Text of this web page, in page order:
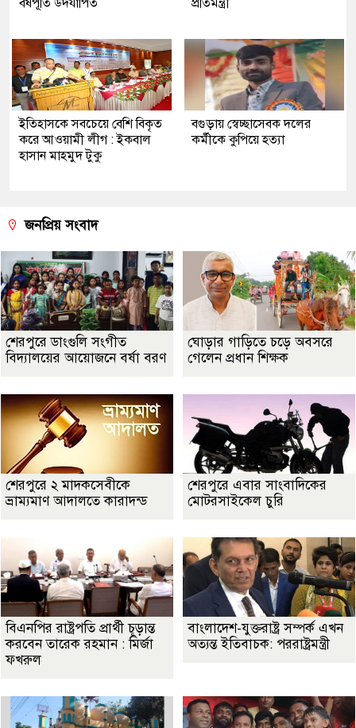
বর্ষপূর্তি উদযাপিত
প্রতিমন্ত্রী
ইতিহাসকে সবচেয়ে বেশি বিকৃত
করে আওয়ামী লীগ : ইকবাল
হাসান মাহমুদ টুকু
বগুড়ায় স্বেচ্ছাসেবক দলের
কর্মীকে কুপিয়ে হত্যা
জনপ্রিয় সংবাদ
শেরপুরে ডাংগুলি সংগীত
বিদ্যালয়ের আয়োজনে বর্ষা বরণ
ঘোড়ার গাড়িতে চড়ে অবসরে
গেলেন প্রধান শিক্ষক
শেরপুরে ২ মাদকসেবীকে
ভ্রাম্যমাণ আদালতে কারাদন্ড
শেরপুরে এবার সাংবাদিকের
মোটরসাইকেল চুরি
বিএনপির রাষ্ট্রপতি প্রার্থী চূড়ান্ত
করবেন তারেক রহমান : মির্জা
ফখরুল
বাংলাদেশ-যুক্তরাষ্ট্র সম্পর্ক এখন
অত্যন্ত ইতিবাচক: পররাষ্ট্রমন্ত্রী